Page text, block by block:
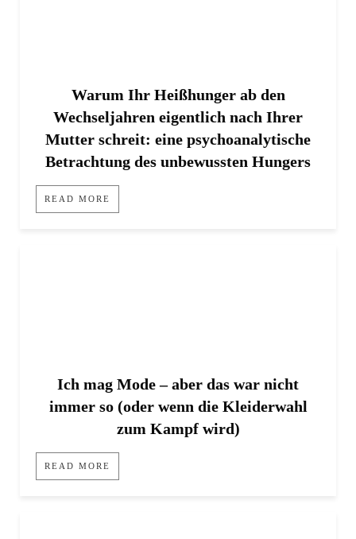
Warum Ihr Heißhunger ab den
Wechseljahren eigentlich nach Ihrer
Mutter schreit: eine psychoanalytische
Betrachtung des unbewussten Hungers
READ MORE
Ich mag Mode – aber das war nicht
immer so (oder wenn die Kleiderwahl
zum Kampf wird)
READ MORE